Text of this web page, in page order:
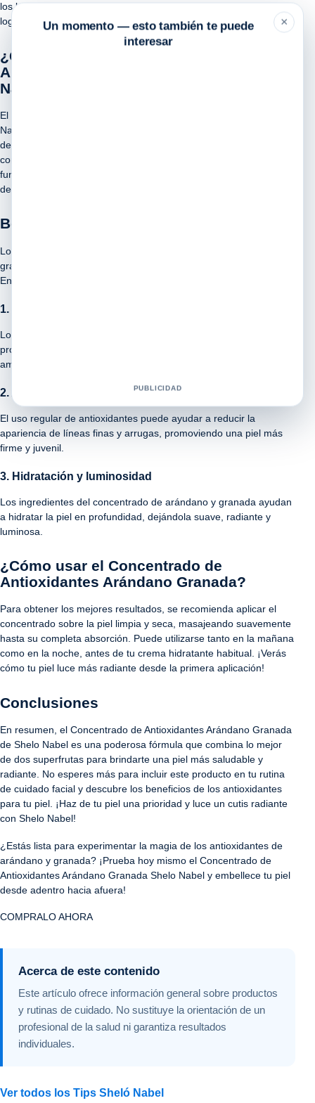
los beneficios de este concentrado y cómo puede ayudarte a
lograr una piel más joven y luminosa.
¿Qué es el Concentrado de
Antioxidantes Arándano Granada Shelo
Nabel?
El Concentrado de Antioxidantes Arándano Granada de Shelo
Nabel es un producto único que combina extractos concentrados
de arándano y granada, dos frutas reconocidas por su alto
contenido de antioxidantes. Estos antioxidantes son
fundamentales para combatir los radicales libres, responsables
del envejecimiento prematuro de la piel y otros daños celulares.
Beneficios para la Piel
Los antioxidantes presentes en el concentrado de arándano y
granada de Shelo Nabel tienen numerosos beneficios para la piel.
Entre ellos se incluyen:
1. Protección contra los radicales libres
Los antioxidantes ayudan a neutralizar los radicales libres,
protegiendo así la piel de los daños causados por factores
ambientales como la contaminación y la radiación UV.
2. Anti-envejecimiento
El uso regular de antioxidantes puede ayudar a reducir la
apariencia de líneas finas y arrugas, promoviendo una piel más
firme y juvenil.
3. Hidratación y luminosidad
Los ingredientes del concentrado de arándano y granada ayudan
a hidratar la piel en profundidad, dejándola suave, radiante y
luminosa.
¿Cómo usar el Concentrado de
Antioxidantes Arándano Granada?
Para obtener los mejores resultados, se recomienda aplicar el
concentrado sobre la piel limpia y seca, masajeando suavemente
hasta su completa absorción. Puede utilizarse tanto en la mañana
como en la noche, antes de tu crema hidratante habitual. ¡Verás
cómo tu piel luce más radiante desde la primera aplicación!
Conclusiones
En resumen, el Concentrado de Antioxidantes Arándano Granada
de Shelo Nabel es una poderosa fórmula que combina lo mejor
de dos superfrutas para brindarte una piel más saludable y
radiante. No esperes más para incluir este producto en tu rutina
de cuidado facial y descubre los beneficios de los antioxidantes
para tu piel. ¡Haz de tu piel una prioridad y luce un cutis radiante
con Shelo Nabel!
¿Estás lista para experimentar la magia de los antioxidantes de
arándano y granada? ¡Prueba hoy mismo el Concentrado de
Antioxidantes Arándano Granada Shelo Nabel y embellece tu piel
desde adentro hacia afuera!
COMPRALO AHORA
Acerca de este contenido
Este artículo ofrece información general sobre productos
y rutinas de cuidado. No sustituye la orientación de un
profesional de la salud ni garantiza resultados
individuales.
Ver todos los Tips Sheló Nabel
×
Un momento — esto también te puede
interesar
PUBLICIDAD